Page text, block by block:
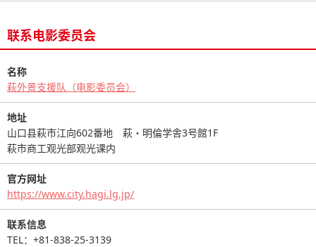
联系电影委员会
名称
萩外景支援队（电影委员会）
地址
山口县萩市江向602番地 萩・明倫学舎3号館1F
萩市商工观光部观光课内
官方网址
https://www.city.hagi.lg.jp/
联系信息
TEL：+81-838-25-3139